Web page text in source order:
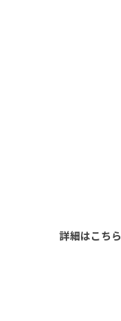
詳細はこちら